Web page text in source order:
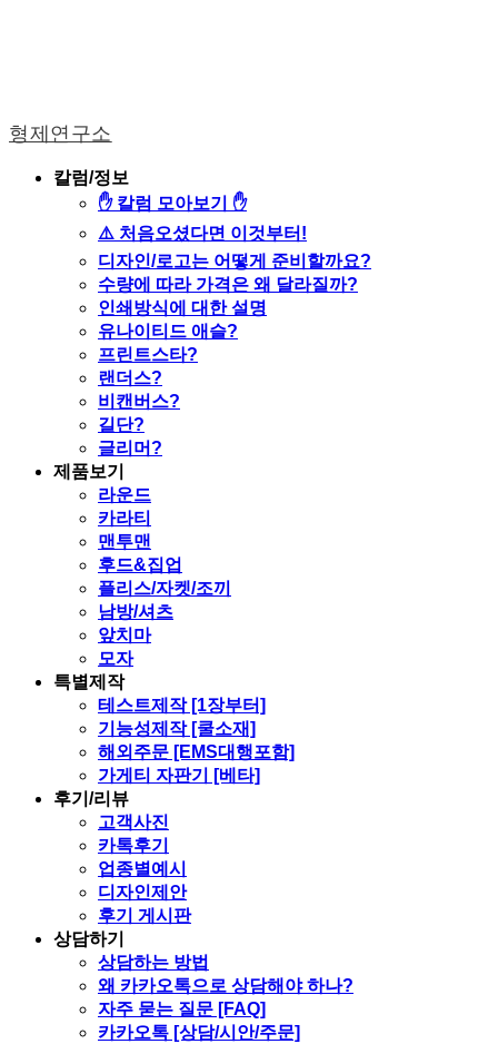
형제연구소
칼럼/정보
✋ 칼럼 모아보기 ✋
⚠️ 처음오셨다면 이것부터!
디자인/로고는 어떻게 준비할까요?
수량에 따라 가격은 왜 달라질까?
인쇄방식에 대한 설명
유나이티드 애슬?
프린트스타?
랜더스?
비캔버스?
길단?
글리머?
제품보기
라운드
카라티
맨투맨
후드&집업
플리스/자켓/조끼
남방/셔츠
앞치마
모자
특별제작
테스트제작 [1장부터]
기능성제작 [쿨소재]
해외주문 [EMS대행포함]
가게티 자판기 [베타]
후기/리뷰
고객사진
카톡후기
업종별예시
디자인제안
후기 게시판
상담하기
상담하는 방법
왜 카카오톡으로 상담해야 하나?
자주 묻는 질문 [FAQ]
카카오톡 [상담/시안/주문]